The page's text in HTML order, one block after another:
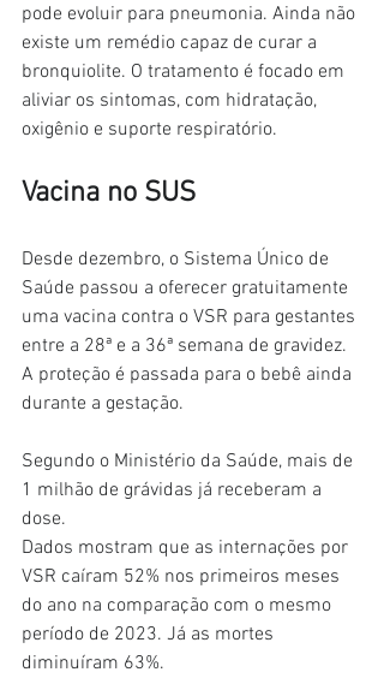
pode evoluir para pneumonia. Ainda não
existe um remédio capaz de curar a
bronquiolite. O tratamento é focado em
aliviar os sintomas, com hidratação,
oxigênio e suporte respiratório.
Vacina no SUS
Desde dezembro, o Sistema Único de
Saúde passou a oferecer gratuitamente
uma vacina contra o VSR para gestantes
entre a 28ª e a 36ª semana de gravidez.
A proteção é passada para o bebê ainda
durante a gestação.
Segundo o Ministério da Saúde, mais de
1 milhão de grávidas já receberam a
dose.
Dados mostram que as internações por
VSR caíram 52% nos primeiros meses
do ano na comparação com o mesmo
período de 2023. Já as mortes
diminuíram 63%.